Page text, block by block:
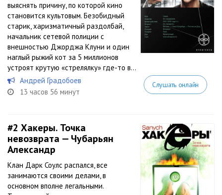
выяснять причину, по которой кино
становится культовым. Безобидный
старик, харизматичный раздолбай,
начальник сетевой полиции с
внешностью Джорджа Клуни и один
наглый рыжий кот за 5 миллионов
устроят крутую «стрелялку» где-то в...
Андрей Градобоев
13 часов 56 минут
Слушать онлайн
#2 Хакеры. Точка
невозврата — Чубарьян
Александр
Клан Дарк Соулс распался, все
занимаются своими делами, в
основном вполне легальными.